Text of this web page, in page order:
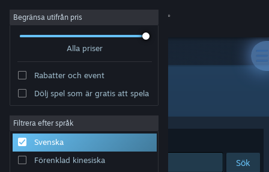
Logga in
Om
Support
Begränsa utifrån pris
Alla priser
Rabatter och event
Dölj spel som är gratis att spela
Filtrera efter språk
Svenska
Förenklad kinesiska
Utgivare: Notus Games Ltd
Sortera efter Relevans
Sök